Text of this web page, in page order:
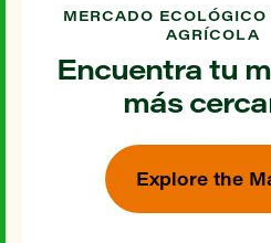
MERCADO
AGRÍCOLA
Encuentra tu
más
Explore the